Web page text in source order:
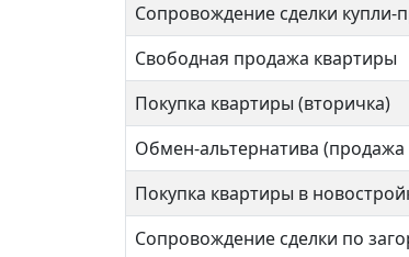
Сопровождение сделки купли-
Свободная продажа квартиры
Покупка квартиры (вторичка)
Обмен-альтернатива
Покупка квартиры в
Сопровождение сделки по